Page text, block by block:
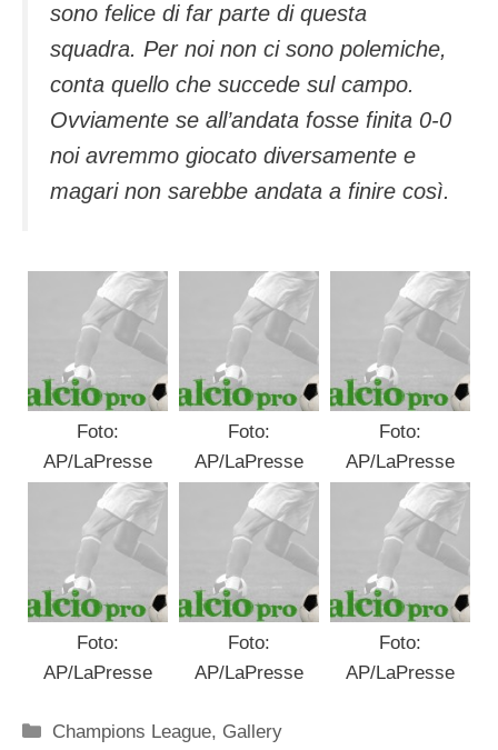
sono felice di far parte di questa
squadra. Per noi non ci sono polemiche,
conta quello che succede sul campo.
Ovviamente se all’andata fosse finita 0-0
noi avremmo giocato diversamente e
magari non sarebbe andata a finire così.
Foto:
AP/LaPresse
Foto:
AP/LaPresse
Foto:
AP/LaPresse
Foto:
AP/LaPresse
Foto:
AP/LaPresse
Foto:
AP/LaPresse
Categorie
Champions League, Gallery